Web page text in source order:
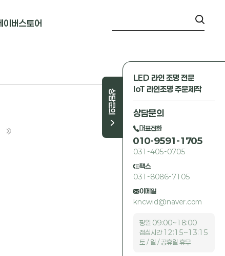
이버스토어
상담문의
LED 라인 조명 전문
IoT 라인조명 주문제작
상담문의
대표전화
010-9591-1705
031-405-0705
팩스
031-8086-7105
이메일
kncwid@naver.com
평일 09:00~18:00
점심시간 12:15~13:15
토 / 일 / 공휴일 휴무